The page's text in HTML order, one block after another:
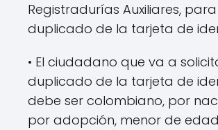
Registradurías Auxiliares,
duplicado de la tarjeta de
• El ciudadano que va a
duplicado de la tarjeta de
debe ser colombiano, por
por adopción, menor de